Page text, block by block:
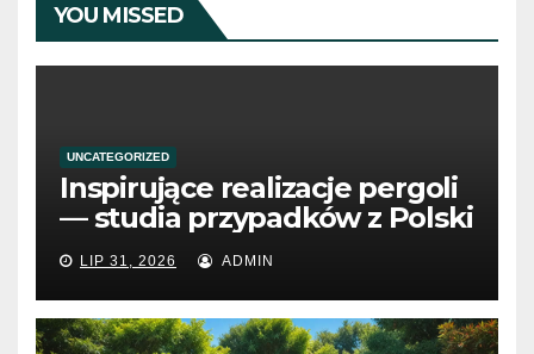
YOU MISSED
UNCATEGORIZED
Inspirujące realizacje pergoli
— studia przypadków z Polski
LIP 31, 2026 ADMIN